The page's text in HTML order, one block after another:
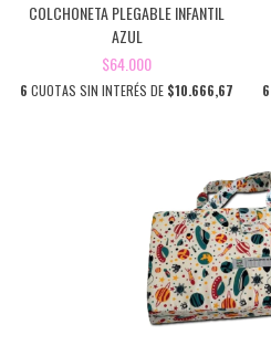
COLCHONETA PLEGABLE INFANTIL
AZUL
$64.000
6 CUOTAS SIN INTERÉS DE $10.666,67 6